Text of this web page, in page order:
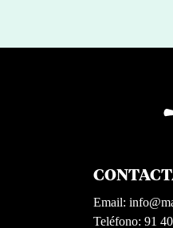
Email:
Teléfono: 91